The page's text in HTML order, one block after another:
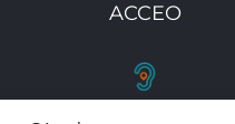
ACCEO